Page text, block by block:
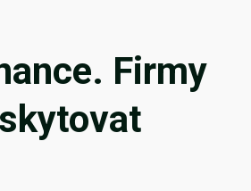
Firmy